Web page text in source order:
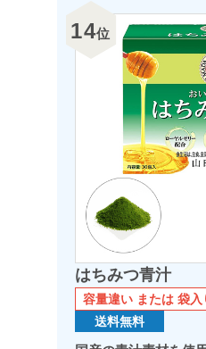
14位
はちみつ青汁
容量違い または 袋入
送料無料